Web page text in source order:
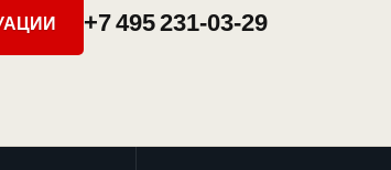
+7 495 231-03-29